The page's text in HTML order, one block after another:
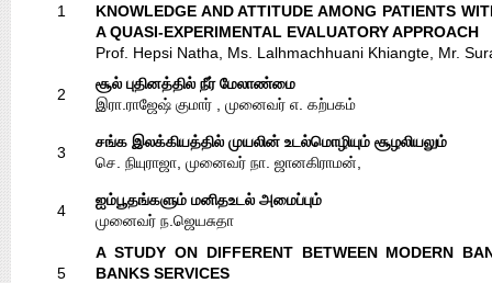
1
KNOWLEDGE AND ATTITUDE AMONG PATIENTS
A QUASI-EXPERIMENTAL EVALUATORY APPROACH
Prof. Hepsi Natha, Ms. Lalhmachhuani Khiangte, Mr.
2
சூல் புதினத்தில் நீர் மேலாண்மை
இரா.ராஜேஷ் குமார் , முனைவர் எ. கற்பகம்
3
சங்க இலக்கியத்தில் முயலின் உடல்மொழியும் சூழலியலும்
செ. நியுராஜா, முனைவர் நா. ஜானகிராமன்,
4
ஐம்பூதங்களும் மனிதஉடல் அமைப்பும்
முனைவர் ந.ஜெயசுதா
5
A STUDY ON DIFFERENT BETWEEN MODERN
BANKS SERVICES